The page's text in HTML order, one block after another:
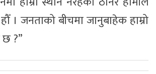
। जनताको बीचमा जानुबाहेक हाम्रो
?”